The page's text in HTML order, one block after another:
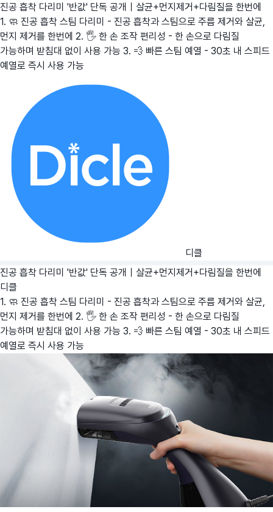
진공 흡착 다리미 '반값' 단독 공개｜살균+먼지제거+다림질을 한번에
1. 🧼 진공 흡착 스팀 다리미 - 진공 흡착과 스팀으로 주름 제거와 살균,
먼지 제거를 한번에 2. 🖐️ 한 손 조작 편리성 - 한 손으로 다림질
가능하며 받침대 없이 사용 가능 3. 💨 빠른 스팀 예열 - 30초 내 스피드
예열로 즉시 사용 가능
디클
진공 흡착 다리미 '반값' 단독 공개｜살균+먼지제거+다림질을 한번에
디클
1. 🧼 진공 흡착 스팀 다리미 - 진공 흡착과 스팀으로 주름 제거와 살균,
먼지 제거를 한번에 2. 🖐️ 한 손 조작 편리성 - 한 손으로 다림질
가능하며 받침대 없이 사용 가능 3. 💨 빠른 스팀 예열 - 30초 내 스피드
예열로 즉시 사용 가능